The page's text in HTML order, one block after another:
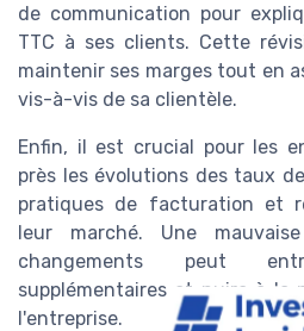
de communication pour
TTC à ses clients. Cette
maintenir ses marges tout en
vis-à-vis de sa clientèle.
Enfin, il est crucial pour les
près les évolutions des taux
pratiques de facturation et
leur marché. Une
changements peut
supplémentaires et nuire à la
l'entreprise.